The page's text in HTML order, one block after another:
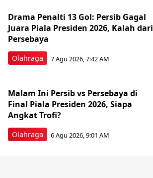
Olahraga
Drama Penalti 13 Gol: Persib Gagal
Juara Piala Presiden 2026, Kalah dari
Persebaya
7 Agu 2026, 7:42 AM
Olahraga
Malam Ini Persib vs Persebaya di
Final Piala Presiden 2026, Siapa
Angkat Trofi?
6 Agu 2026, 9:01 AM